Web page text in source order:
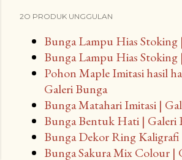
2O PRODUK UNGGULAN
Bunga Lampu Hias Stoking
Bunga Lampu Hias Stoking
Pohon Maple Imitasi hasil
Galeri Bunga
Bunga Matahari Imitasi |
Bunga Bentuk Hati | Galeri
Bunga Dekor Ring Kaligrafi
Bunga Sakura Mix Colour |